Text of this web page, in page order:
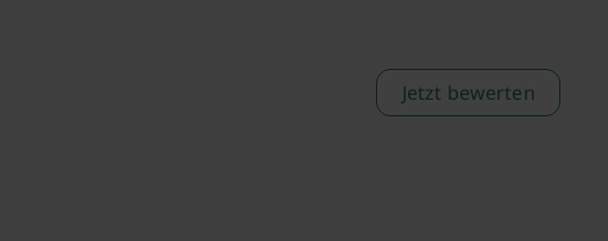
Jetzt bewerten